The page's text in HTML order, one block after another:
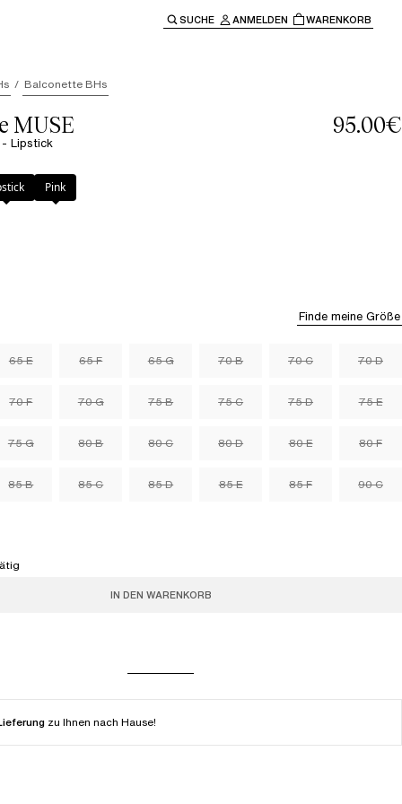
oder "Escape" um zur Hauptnavigation
SUCHE ANMELDEN WARENKORB
Balconette BHs
MUSE
Lipstick
95.00€
Pink
Finde meine Größe
65 E 65 F 65 G 70 B 70 C 70 D
70 F 70 G 75 B 75 C 75 D 75 E
75 G 80 B 80 C 80 D 80 E 80 F
85 B 85 C 85 D 85 E 85 F 90 C
IN DEN WARENKORB
zu Ihnen nach Hause!